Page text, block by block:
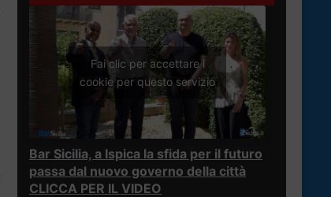
Fai clic per accettare i
cookie per questo servizio
Bar Sicilia, a Ispica la sfida per il futuro
passa dal nuovo governo della città
CLICCA PER IL VIDEO